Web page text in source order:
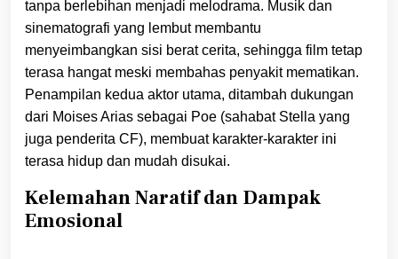
tanpa berlebihan menjadi melodrama. Musik dan
sinematografi yang lembut membantu
menyeimbangkan sisi berat cerita, sehingga film tetap
terasa hangat meski membahas penyakit mematikan.
Penampilan kedua aktor utama, ditambah dukungan
dari Moises Arias sebagai Poe (sahabat Stella yang
juga penderita CF), membuat karakter-karakter ini
terasa hidup dan mudah disukai.
Kelemahan Naratif dan Dampak
Emosional